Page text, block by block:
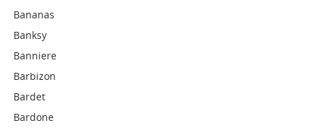
Bananas
Banksy
Banniere
Barbizon
Bardet
Bardone